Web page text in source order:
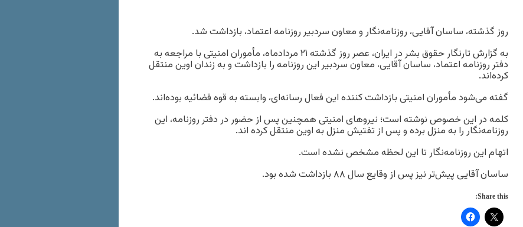
روز گذشته، ساسان آقایی، روزنامه‌نگار و معاون سردبیر روزنامه اعتماد، بازداشت شد.
به گزارش تارنگار حقوق بشر در ایران، عصر روز گذشته ۲۱ مردادماه، مأموران امنیتی با مراجعه به
دفتر روزنامه اعتماد، ساسان آقایی، معاون سردبیر این روزنامه را بازداشت و به زندان اوین منتقل
کرده‌اند.
گفته می‌شود مأموران امنیتی بازداشت کننده این فعال رسانه‌ای، وابسته به قوه قضائیه بوده‌اند.
کلمه در این خصوص نوشته است؛ نیروهای امنیتی همچنین پس از حضور در دفتر روزنامه، این
روزنامه‌نگار را به منزل برده و پس از تفتیش منزل به اوین منتقل کرده اند.
اتهام این روزنامه‌نگار تا این لحظه مشخص نشده است.
ساسان آقایی پیش‌تر نیز پس از وقایع سال ۸۸ بازداشت شده بود.
Share this: